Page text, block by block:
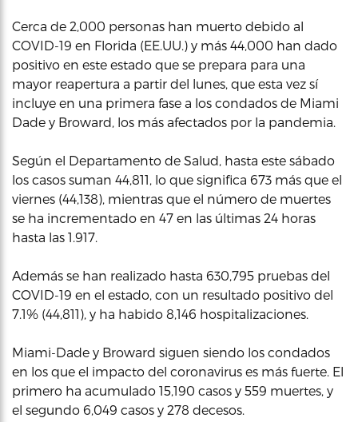
Cerca de 2,000 personas han muerto debido al
COVID-19 en Florida (EE.UU.) y más 44,000 han dado
positivo en este estado que se prepara para una
mayor reapertura a partir del lunes, que esta vez sí
incluye en una primera fase a los condados de Miami
Dade y Broward, los más afectados por la pandemia.
Según el Departamento de Salud, hasta este sábado
los casos suman 44,811, lo que significa 673 más que el
viernes (44,138), mientras que el número de muertes
se ha incrementado en 47 en las últimas 24 horas
hasta las 1.917.
Además se han realizado hasta 630,795 pruebas del
COVID-19 en el estado, con un resultado positivo del
7.1% (44,811), y ha habido 8,146 hospitalizaciones.
Miami-Dade y Broward siguen siendo los condados
en los que el impacto del coronavirus es más fuerte. El
primero ha acumulado 15,190 casos y 559 muertes, y
el segundo 6,049 casos y 278 decesos.